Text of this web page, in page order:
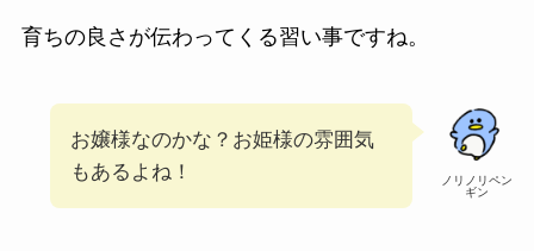
育ちの良さが伝わってくる習い事ですね。
ノリノリペン
ギン
お嬢様なのかな？お姫様の雰囲気
もあるよね！